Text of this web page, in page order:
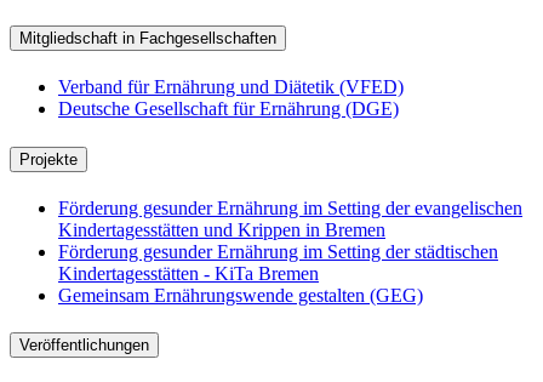
Mitgliedschaft in Fachgesellschaften
Verband für Ernährung und Diätetik (VFED)
Deutsche Gesellschaft für Ernährung (DGE)
Projekte
Förderung gesunder Ernährung im Setting der evangelischen
Kindertagesstätten und Krippen in Bremen
Förderung gesunder Ernährung im Setting der städtischen
Kindertagesstätten - KiTa Bremen
Gemeinsam Ernährungswende gestalten (GEG)
Veröffentlichungen